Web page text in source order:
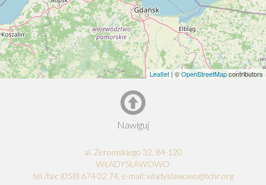
Leaflet | ©OpenStreetMapcontributors
Nawiguj
al. Żeromskiego 32, 84-120
WŁADYSŁAWOWO
tel./fax: (058) 674 02 74, e-mail: wladyslawowo@tchr.org